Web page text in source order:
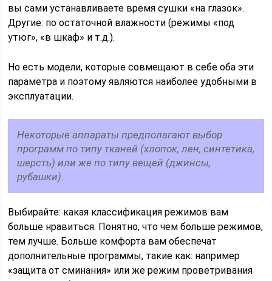
вы сами устанавливаете время сушки «на глазок».
Другие: по остаточной влажности (режимы «под
утюг», «в шкаф» и т.д.).
Но есть модели, которые совмещают в себе оба эти
параметра и поэтому являются наиболее удобными в
эксплуатации.
Некоторые аппараты предполагают выбор
программ по типу тканей (хлопок, лен, синтетика,
шерсть) или же по типу вещей (джинсы,
рубашки).
Выбирайте: какая классификация режимов вам
больше нравиться. Понятно, что чем больше режимов,
тем лучше. Больше комфорта вам обеспечат
дополнительные программы, такие как: например
«защита от сминания» или же режим проветривания